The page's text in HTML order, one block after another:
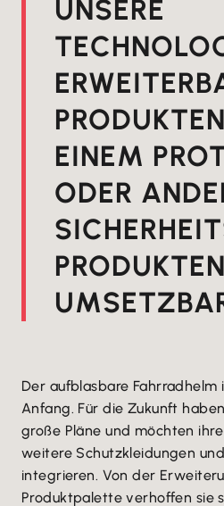
UNSERE
EINEM
ODER
PRODUKTEN
Der aufblasbare
Anfang. Für die Zukunft
große Pläne und möchten
weitere Schutzkleidungen
integrieren. Von der
Produktpalette verhoffen sie